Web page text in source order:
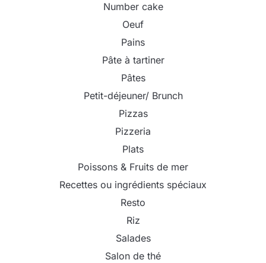
Number cake
Oeuf
Pains
Pâte à tartiner
Pâtes
Petit-déjeuner/ Brunch
Pizzas
Pizzeria
Plats
Poissons & Fruits de mer
Recettes ou ingrédients spéciaux
Resto
Riz
Salades
Salon de thé